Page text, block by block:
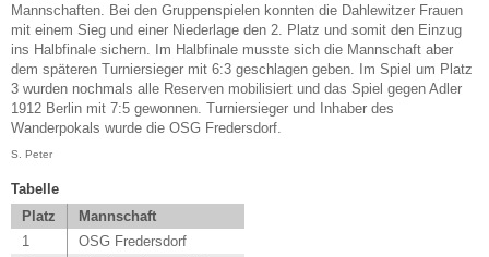
Mannschaften. Bei den Gruppenspielen konnten die Dahlewitzer Frauen
mit einem Sieg und einer Niederlage den 2. Platz und somit den Einzug
ins Halbfinale sichern. Im Halbfinale musste sich die Mannschaft aber
dem späteren Turniersieger mit 6:3 geschlagen geben. Im Spiel um Platz
3 wurden nochmals alle Reserven mobilisiert und das Spiel gegen Adler
1912 Berlin mit 7:5 gewonnen. Turniersieger und Inhaber des
Wanderpokals wurde die OSG Fredersdorf.
S. Peter
Tabelle
Platz
Mannschaft
1
OSG Fredersdorf